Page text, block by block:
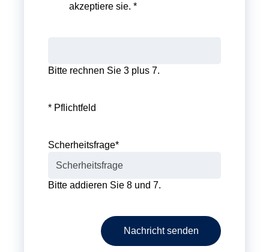
akzeptiere sie. *
Bitte rechnen Sie 3 plus 7.
* Pflichtfeld
Scherheitsfrage*
Bitte addieren Sie 8 und 7.
Nachricht senden